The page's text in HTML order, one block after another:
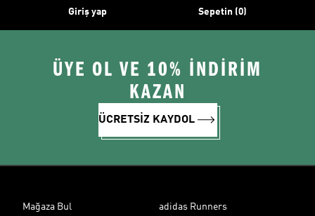
Giriş yap Sepetin (0)
ÜYE OL VE 10% İNDİRİM
KAZAN
ÜCRETSİZ KAYDOL
Mağaza Bul adidas Runners